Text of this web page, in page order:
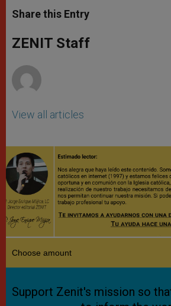
t
s
p
p
s
e
g
e
e
b
o
k
Share this Entry
ZENIT Staff
View all articles